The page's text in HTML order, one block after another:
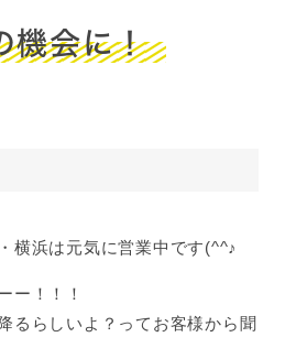
機会に！
横浜は元気に営業中です(^^♪
ー！！！
るらしいよ？ってお客様から聞